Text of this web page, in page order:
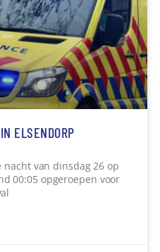
ELSENDORP
van dinsdag 26 op
00:05 opgeroepen voor